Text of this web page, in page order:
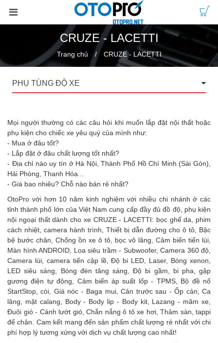
CRUZE - LACETTI
Trang chủ CRUZE - LACETTI
PHỤ TÙNG ĐỘ XE
Mọi người thường có các câu hỏi khi muốn lắp đặt nội thất hoặc
phụ kiện cho chiếc xe yêu quý của mình như:
- Mua ở đâu tốt?
- Lắp đặt ở đâu chất lượng tốt nhất?
- Địa chỉ nào uy tín ở Hà Nội, Thành Phố Hồ Chí Minh (Sài Gòn),
Hải Phòng, Thanh Hóa...
- Giá bao nhiêu? Chỗ nào bán rẻ nhất?
OtoPro với hơn 10 năm kinh nghiệm với nhiều chi nhánh ở các
tỉnh thành phố lớn của Việt Nam cung cấp đầy đủ đồ độ, phụ kiện
nội ngoại thất dành cho xe CRUZE - LACETTI: bọc ghế da, phim
cách nhiệt, camera hành trình, Thiết bị dẫn đường cho ô tô, Bậc
bệ bước chân, Chống ồn xe ô tô, bọc vô lăng, Cảm biến tiến lùi,
Màn hình ANDROID, Loa siêu trầm - Subwoofer, Camera 360 độ,
Camera lùi, camera tiến cập lề, Độ bi LED, Laser, Bóng xenon,
LED siêu sáng, Bóng đèn tăng sáng, Độ bi gầm, bi pha, gập
gương điện tự động, Cảm biến áp suất lốp - TPMS, Bộ đề nổ
StartStop, còi, Giá nóc - Baga mui, Cản trước sau - Ốp cản, Ca
lăng, mặt calang, Body - Body lip - Body kit, Lazang - mâm xe,
Đuôi gió - Cánh lướt gió, Chắn nắng ô tô xe hơi, Thảm sàn, tappi
để chân. Cam kết mang đến sản phẩm chất lượng rẻ nhất với chi
phí hợp lý tương xứng với dịch vụ chất lượng cao nhất!